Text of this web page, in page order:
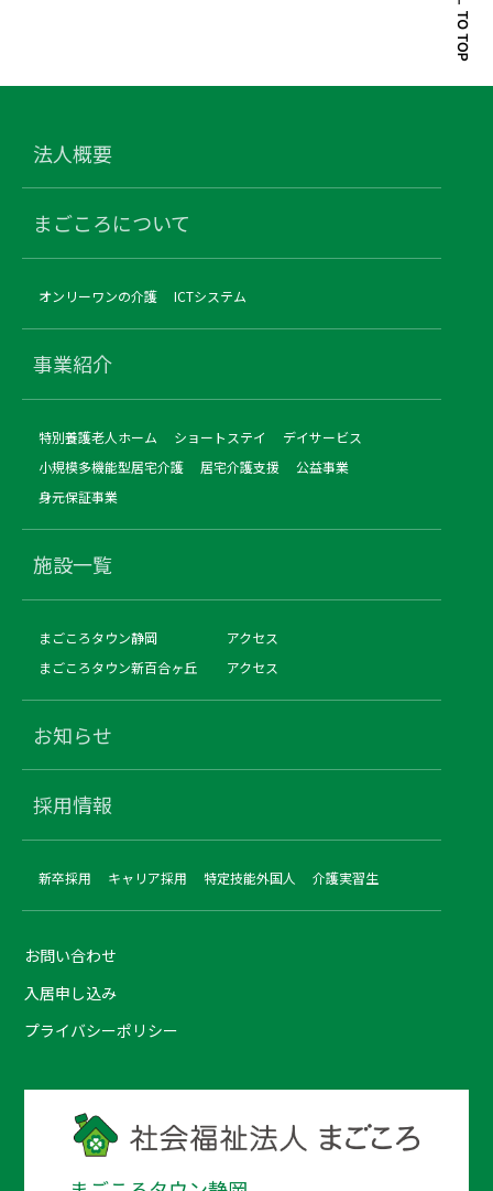
法人概要
まごころについて
オンリーワンの介護 ICTシステム
事業紹介
特別養護老人ホーム ショートステイ
デイサービス
小規模多機能型居宅介護
居宅介護支援
公益事業
身元保証事業
施設一覧
まごころタウン静岡
アクセス
まごころタウン新百合ヶ丘
アクセス
お知らせ
採用情報
新卒採用 キャリア採用 特定技能外国人 介護実習生
お問い合わせ
入居申し込み
プライバシーポリシー